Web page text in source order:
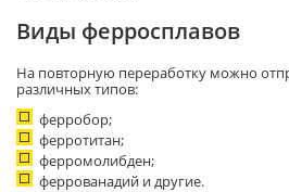
Виды ферросплавов
На повторную переработку можно
различных типов:
ферробор;
ферротитан;
ферромолибден;
феррованадий и другие.